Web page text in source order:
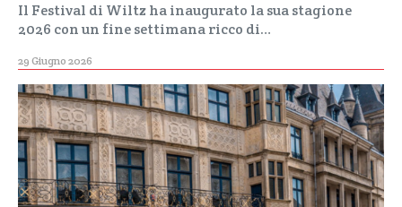
Il Festival di Wiltz ha inaugurato la sua stagione
2026 con un fine settimana ricco di…
29 Giugno 2026